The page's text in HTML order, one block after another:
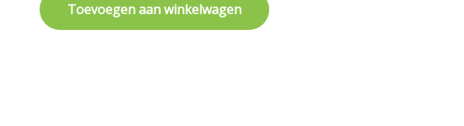
Toevoegen aan winkelwagen